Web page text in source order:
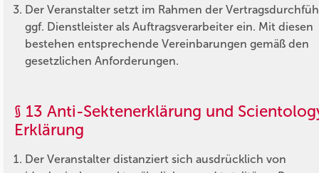
Der Veranstalter setzt im Rahmen der
ggf. Dienstleister als Auftragsverarbeiter ein. Mit diesen
bestehen entsprechende Vereinbarungen gemäß den
gesetzlichen Anforderungen.
§ 13 Anti-Sektenerklärung und
Erklärung
Der Veranstalter distanziert sich ausdrücklich von